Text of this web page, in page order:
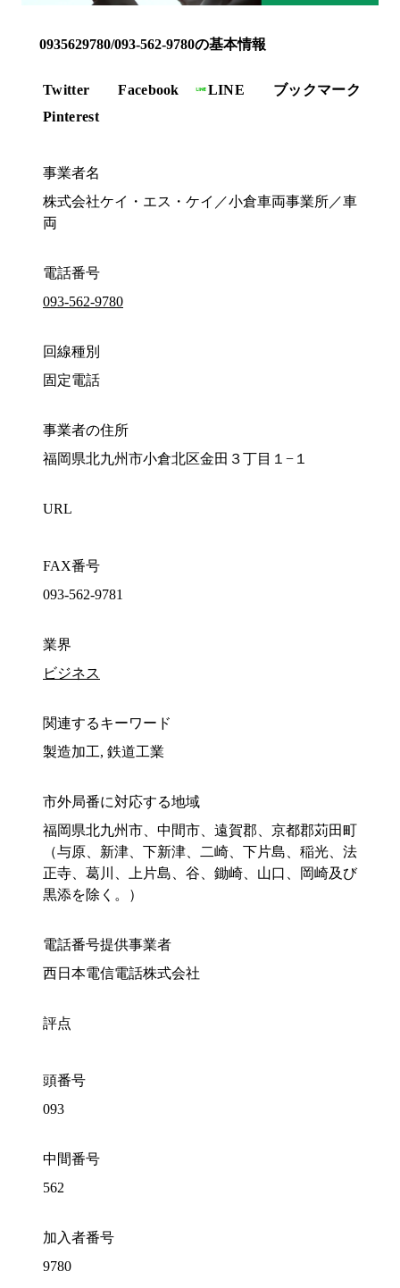
0935629780/093-562-9780の基本情報
Twitter Facebook LINE
ブックマーク
Pinterest
事業者名
株式会社ケイ・エス・ケイ／小倉車両事業所／車
両
電話番号
093-562-9780
回線種別
固定電話
事業者の住所
福岡県北九州市小倉北区金田３丁目１−１
URL
FAX番号
093-562-9781
業界
ビジネス
関連するキーワード
製造加工, 鉄道工業
市外局番に対応する地域
福岡県北九州市、中間市、遠賀郡、京都郡苅田町
（与原、新津、下新津、二崎、下片島、稲光、法
正寺、葛川、上片島、谷、鋤崎、山口、岡崎及び
黒添を除く。）
電話番号提供事業者
西日本電信電話株式会社
評点
頭番号
093
中間番号
562
加入者番号
9780